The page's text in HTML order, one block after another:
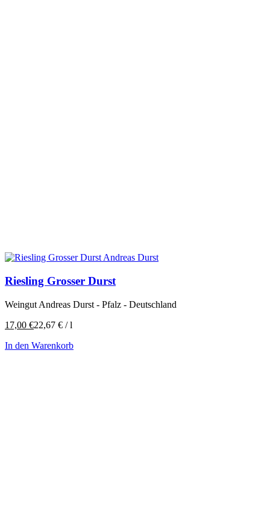
Riesling Grosser Durst
Weingut Andreas Durst - Pfalz - Deutschland
17,00 €22,67 € /l
In den Warenkorb